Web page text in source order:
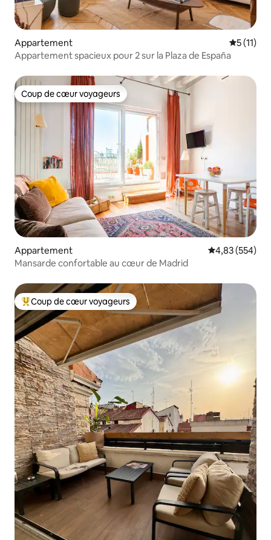
Appartement
5 (11)
Appartement spacieux pour 2 sur la Plaza de España
Coup de cœur voyageurs
Coup de cœur voyageurs
Appartement Évaluation
4,83 (554)
Mansarde confortable au cœur de Madrid
Coups de cœur voyageurs les plus appréciés
Coup de cœur voyageurs